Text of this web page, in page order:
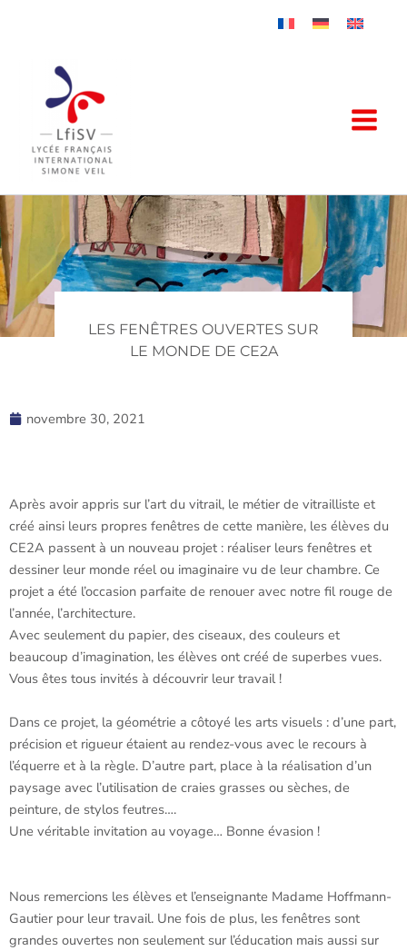
LES FENÊTRES OUVERTES SUR
LE MONDE DE CE2A
novembre 30, 2021
Après avoir appris sur l’art du vitrail, le métier de vitrailliste et
créé ainsi leurs propres fenêtres de cette manière, les élèves du
CE2A passent à un nouveau projet : réaliser leurs fenêtres et
dessiner leur monde réel ou imaginaire vu de leur chambre. Ce
projet a été l’occasion parfaite de renouer avec notre fil rouge de
l’année, l’architecture.
Avec seulement du papier, des ciseaux, des couleurs et
beaucoup d’imagination, les élèves ont créé de superbes vues.
Vous êtes tous invités à découvrir leur travail !
Dans ce projet, la géométrie a côtoyé les arts visuels : d’une part,
précision et rigueur étaient au rendez-vous avec le recours à
l’équerre et à la règle. D’autre part, place à la réalisation d’un
paysage avec l’utilisation de craies grasses ou sèches, de
peinture, de stylos feutres….
Une véritable invitation au voyage… Bonne évasion !
Nous remercions les élèves et l’enseignante Madame Hoffmann-
Gautier pour leur travail. Une fois de plus, les fenêtres sont
grandes ouvertes non seulement sur l’éducation mais aussi sur